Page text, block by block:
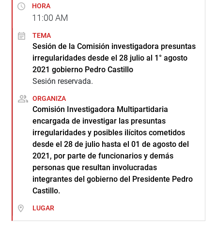
HORA
11:00 AM
TEMA
Sesión de la Comisión investigadora presuntas
irregularidades desde el 28 julio al 1° agosto
2021 gobierno Pedro Castillo
Sesión reservada.
ORGANIZA
Comisión Investigadora Multipartidaria
encargada de investigar las presuntas
irregularidades y posibles ilícitos cometidos
desde el 28 de julio hasta el 01 de agosto del
2021, por parte de funcionarios y demás
personas que resultan involucradas
integrantes del gobierno del Presidente Pedro
Castillo.
LUGAR